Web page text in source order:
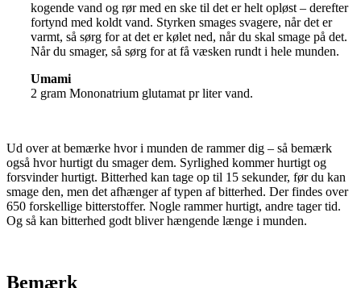
kogende vand og rør med en ske til det er helt opløst – derefter
fortynd med koldt vand. Styrken smages svagere, når det er
varmt, så sørg for at det er kølet ned, når du skal smage på det.
Når du smager, så sørg for at få væsken rundt i hele munden.
Umami
2 gram Mononatrium glutamat pr liter vand.
Ud over at bemærke hvor i munden de rammer dig – så bemærk
også hvor hurtigt du smager dem. Syrlighed kommer hurtigt og
forsvinder hurtigt. Bitterhed kan tage op til 15 sekunder, før du kan
smage den, men det afhænger af typen af bitterhed. Der findes over
650 forskellige bitterstoffer. Nogle rammer hurtigt, andre tager tid.
Og så kan bitterhed godt bliver hængende længe i munden.
Bemærk